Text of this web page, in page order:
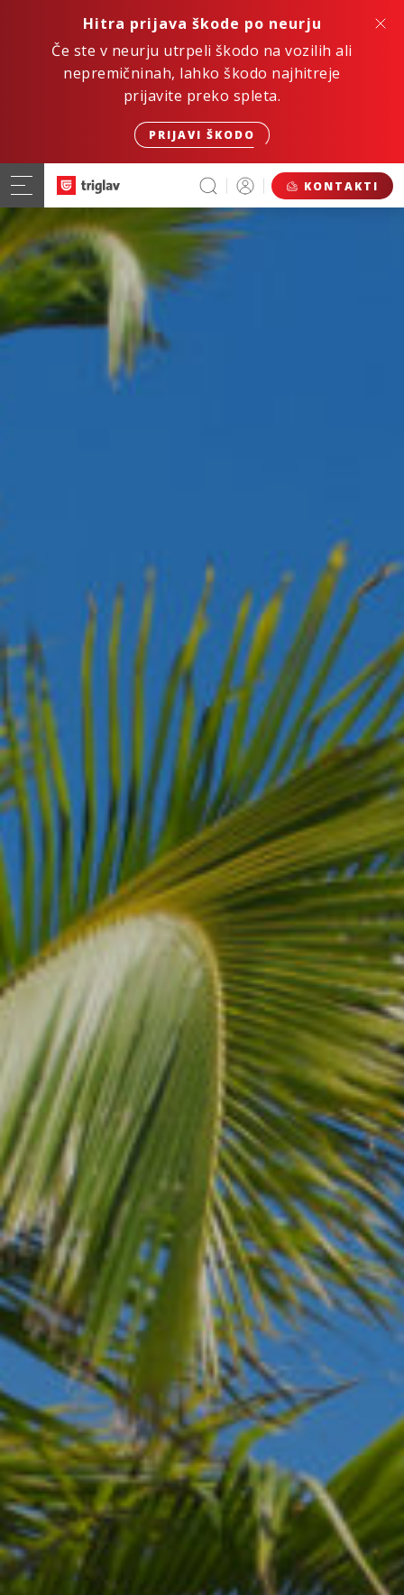
Hitra prijava škode po neurju
Če ste v neurju utrpeli škodo na vozilih ali
nepremičninah, lahko škodo najhitreje
prijavite preko spleta.
PRIJAVI ŠKODO
KONTAKTI